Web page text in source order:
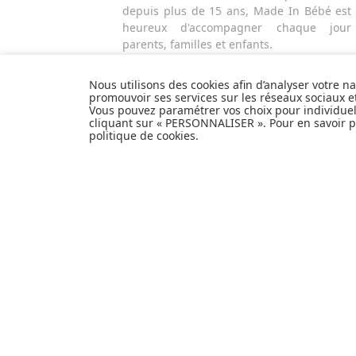
depuis plus de 15 ans, Made In Bébé est
heureux d'accompagner chaque jour
parents, familles et enfants.
dans la puériculture, Made in Bébé vous
propose plus de 20 000 références et une
sélection de plus de 300 marques.
Que ce soit pour préparer l'arrivée d'un
heureux événement ou faire plaisir à vos
Nous utilisons des cookies afin d’analyser votre
promouvoir ses services sur les réseaux sociaux
Vous pouvez paramétrer vos choix pour
cliquant sur « PERSONNALISER ». Pour en
politique de cookies.